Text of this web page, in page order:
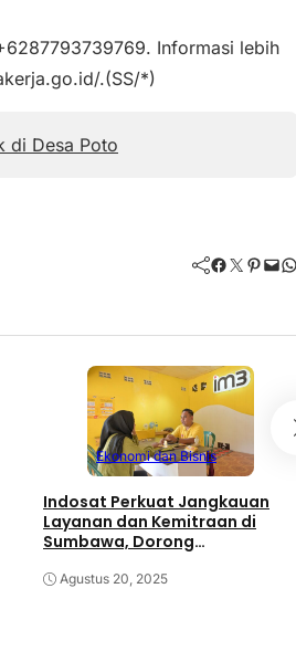
Informasi lebih
.(SS/*)
di Desa Poto
Facebook Twitter Pinterest Mail WhatsApp
Ekonomi dan Bisnis
Indosat Perkuat Jangkauan
Layanan dan Kemitraan di
Sumbawa, Dorong
Agustus 20, 2025